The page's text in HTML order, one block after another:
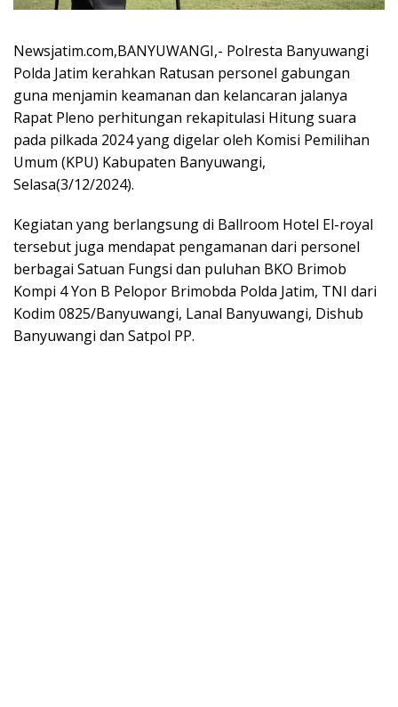
Newsjatim.com,BANYUWANGI,- Polresta Banyuwangi
Polda Jatim kerahkan Ratusan personel gabungan
guna menjamin keamanan dan kelancaran jalanya
Rapat Pleno perhitungan rekapitulasi Hitung suara
pada pilkada 2024 yang digelar oleh Komisi Pemilihan
Umum (KPU) Kabupaten Banyuwangi,
Selasa(3/12/2024).
Kegiatan yang berlangsung di Ballroom Hotel El-royal
tersebut juga mendapat pengamanan dari personel
berbagai Satuan Fungsi dan puluhan BKO Brimob
Kompi 4 Yon B Pelopor Brimobda Polda Jatim, TNI dari
Kodim 0825/Banyuwangi, Lanal Banyuwangi, Dishub
Banyuwangi dan Satpol PP.